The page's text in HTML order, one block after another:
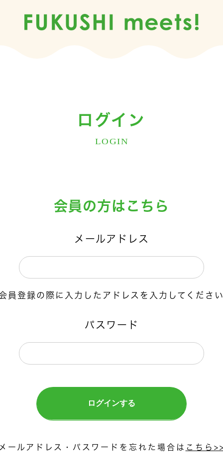
ログイン
LOGIN
会員の方はこちら
メールアドレス
員登録の際に入力したアドレスを入力してください
パスワード
ールアドレス・パスワードを忘れた場合は こちら>>